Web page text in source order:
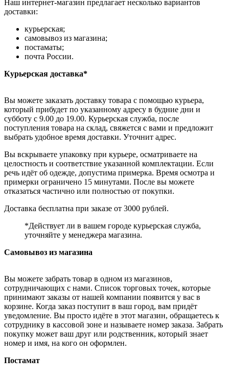
Наш интернет-магазин предлагает несколько вариантов
доставки:
курьерская;
самовывоз из магазина;
постаматы;
почта России.
Курьерская доставка*
Вы можете заказать доставку товара с помощью курьера,
который прибудет по указанному адресу в будние дни и
субботу с 9.00 до 19.00. Курьерская служба, после
поступления товара на склад, свяжется с вами и предложит
выбрать удобное время доставки. Уточнит адрес.
Вы вскрываете упаковку при курьере, осматриваете на
целостность и соответствие указанной комплектации. Если
речь идёт об одежде, допустима примерка. Время осмотра и
примерки ограничено 15 минутами. После вы можете
отказаться частично или полностью от покупки.
Доставка бесплатна при заказе от 3000 рублей.
*Действует ли в вашем городе курьерская служба,
уточняйте у менеджера магазина.
Самовывоз из магазина
Вы можете забрать товар в одном из магазинов,
сотрудничающих с нами. Список торговых точек, которые
принимают заказы от нашей компании появится у вас в
корзине. Когда заказ поступит в ваш город, вам придёт
уведомление. Вы просто идёте в этот магазин, обращаетесь к
сотруднику в кассовой зоне и называете номер заказа. Забрать
покупку может ваш друг или родственник, который знает
номер и имя, на кого он оформлен.
Постамат